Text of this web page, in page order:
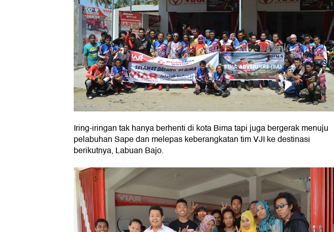
Iring-iringan tak hanya berhenti di kota Bima tapi juga bergerak menuju
pelabuhan Sape dan melepas keberangkatan tim VJI ke destinasi
berikutnya, Labuan Bajo.